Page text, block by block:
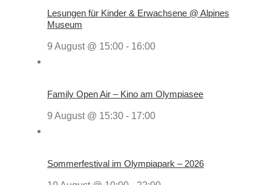
Lesungen für Kinder & Erwachsene @ Alpines
Museum
9 August @ 15:00 - 16:00
Family Open Air – Kino am Olympiasee
9 August @ 15:30 - 17:00
Sommerfestival im Olympiapark – 2026